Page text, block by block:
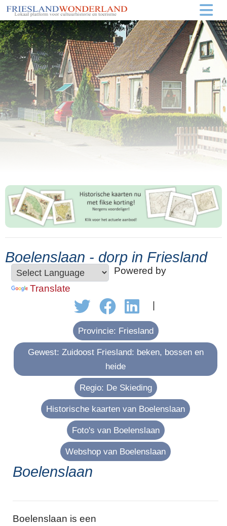
Boelenslaan - dorp in Friesland
Powered by
Translate
Provincie: Friesland
Gewest: Zuidoost Friesland: beken, bossen en
heide
Regio: De Skieding
Historische kaarten van Boelenslaan
Foto's van Boelenslaan
Webshop van Boelenslaan
Boelenslaan
Boelenslaan is een